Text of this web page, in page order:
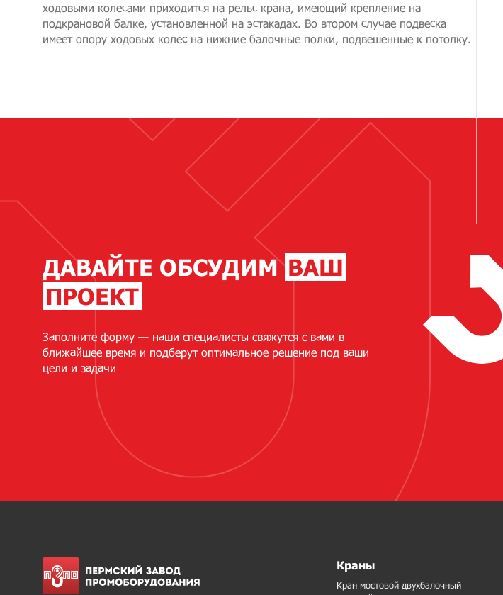
ходовыми колесами приходится на рельс крана, имеющий крепление на
подкрановой балке, установленной на эстакадах. Во втором случае подвеска
имеет опору ходовых колес на нижние балочные полки, подвешенные к потолку.
ДАВАЙТЕ ОБСУДИМВАШ
ПРОЕКТ
Заполните форму — наши специалисты свяжутся с вами в
ближайшее время и подберут оптимальное решение под ваши
цели и задачи
Краны
Кран мостовой двухбалочный